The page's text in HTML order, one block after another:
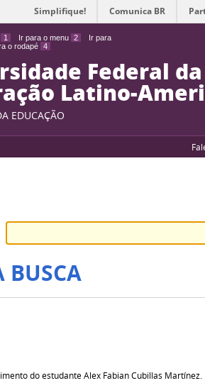
1 Ir para o menu 2
Ir para
o rodapé 4
Simplifique! Comunica BR
Federal da
Latino-
EDUCAÇÃO
BUSCA
do estudante Alex Fabian Cubillas Martínez.